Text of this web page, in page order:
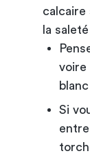
calcaire
la
voire
Si